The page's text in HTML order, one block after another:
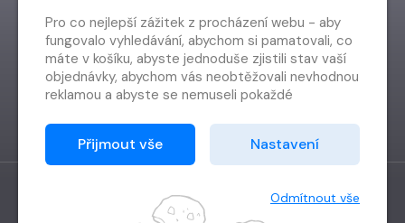
Vytvořilo Grand IT s.r.o.
Pro co nejlepší zážitek z procházení webu - aby
fungovalo vyhledávání, abychom si pamatovali, co
máte v košíku, abyste jednoduše zjistili stav vaší
objednávky, abychom vás neobtěžovali nevhodnou
reklamou a abyste se nemuseli pokaždé
Proto od vás potřebujeme souhlas se
zpracováním souborů cookies
Děkujeme, že nám ho dáte a pomůžete nám tak
Přijmout vše Nastavení
Odmítnout vše